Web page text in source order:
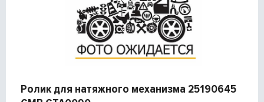
Ролик для натяжного механизма 25190645